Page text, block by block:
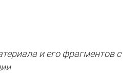
и его фрагментов с